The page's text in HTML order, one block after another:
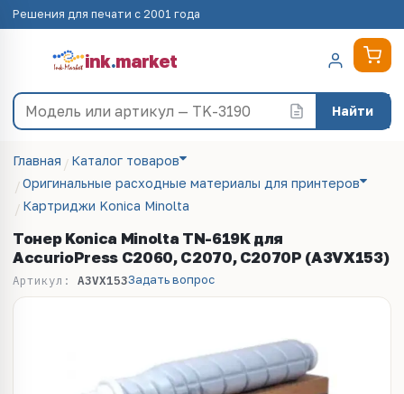
Решения для печати с 2001 года
ink.market
Найти
Главная
Каталог товаров
Оригинальные расходные материалы для принтеров
Картриджи Konica Minolta
Тонер Konica Minolta TN-619K для
AccurioPress C2060, C2070, C2070P (A3VX153)
Артикул: A3VX153Задать вопрос